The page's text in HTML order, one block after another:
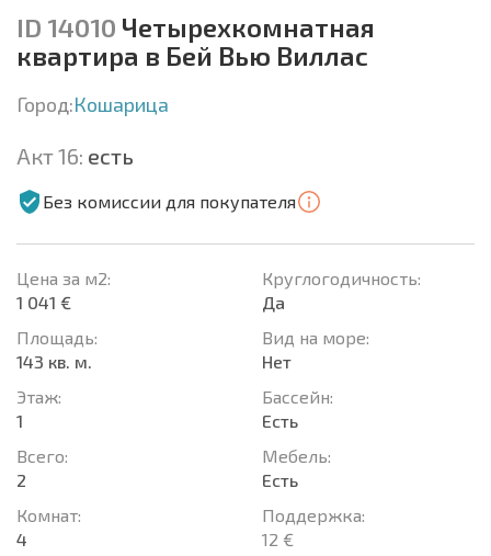
ID 14010 Четырехкомнатная
квартира в Бей Вью Виллас
Город:Кошарица
Акт 16: есть
Без комиссии для покупателя
Цена за м2:
1 041 €
Площадь:
143 кв. м.
Этаж:
1
Всего:
2
Комнат:
4
Круглогодичность:
Да
Вид на море:
Нет
Басcейн:
Есть
Мебель:
Есть
Поддержка:
12 €